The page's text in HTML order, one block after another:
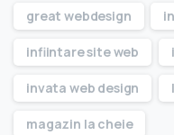
great webdesign
infiintare site web
invata web design
magazin la cheie